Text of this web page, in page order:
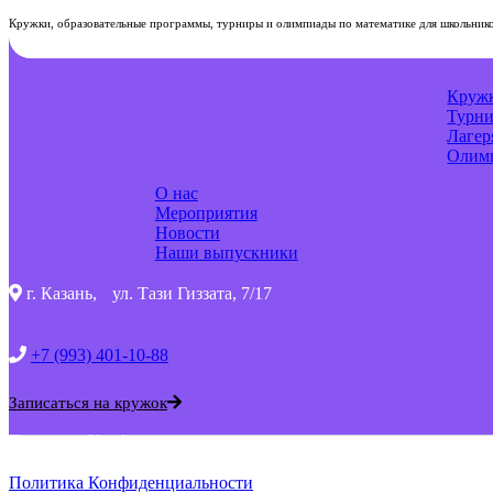
Кружки, образовательные программы, турниры и олимпиады по математике для
О нас
Мероприятия
Новости
Наши выпускники
г. Казань, ул. Тази Гиззата, 7/17
+7 (993) 401-10-88
Записаться на кружок
Политика Конфиденциальности
Политика Конфиденциальности